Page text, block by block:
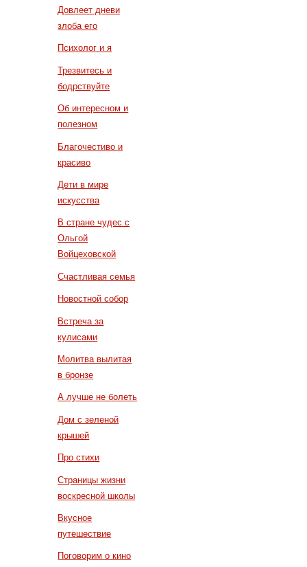
Довлеет дневи
злоба его
Психолог и я
Трезвитесь и
бодрствуйте
Об интересном и
полезном
Благочестиво и
красиво
Дети в мире
искусства
В стране чудес с
Ольгой
Войцеховской
Счастливая семья
Новостной собор
Встреча за
кулисами
Молитва вылитая
в бронзе
А лучше не болеть
Дом с зеленой
крышей
Про стихи
Страницы жизни
воскресной школы
Вкусное
путешествие
Поговорим о кино